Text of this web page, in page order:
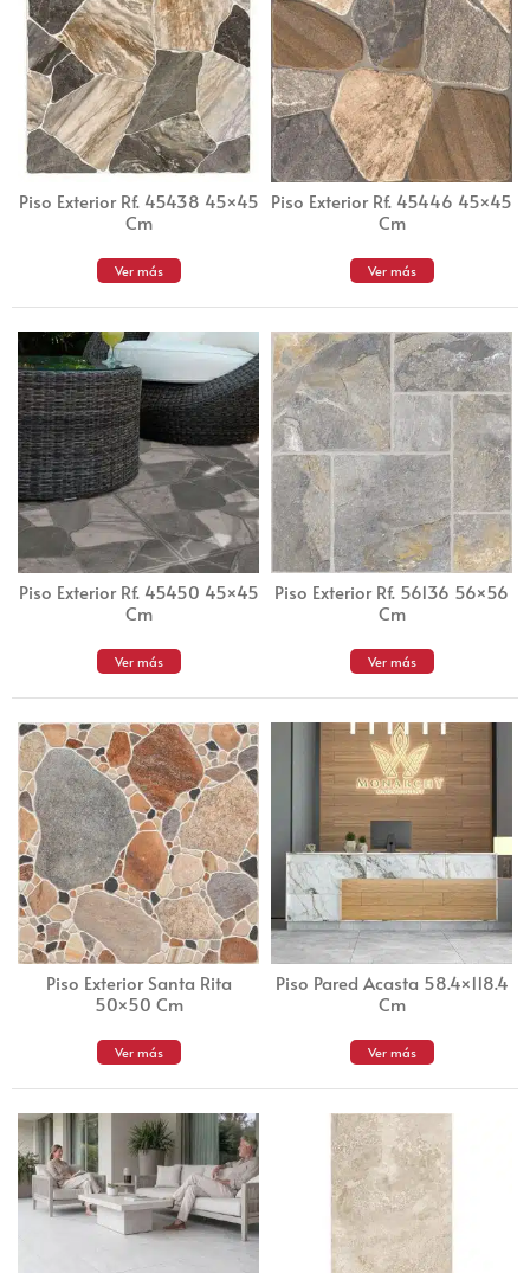
Piso Exterior Rf. 45438 45×45
Cm
Ver más
Piso Exterior Rf. 45446 45×45
Cm
Ver más
Piso Exterior Rf. 45450 45×45
Cm
Ver más
Piso Exterior Rf. 56136 56×56
Cm
Ver más
Piso Exterior Santa Rita
50×50 Cm
Ver más
Piso Pared Acasta 58.4×118.4
Cm
Ver más